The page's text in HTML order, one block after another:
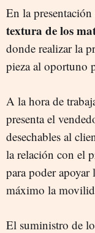
En la presentación
textura de los
donde realizar la
pieza al oportuno
A la hora de
presenta el
desechables al
la relación con el
para poder
máximo la
El suministro de